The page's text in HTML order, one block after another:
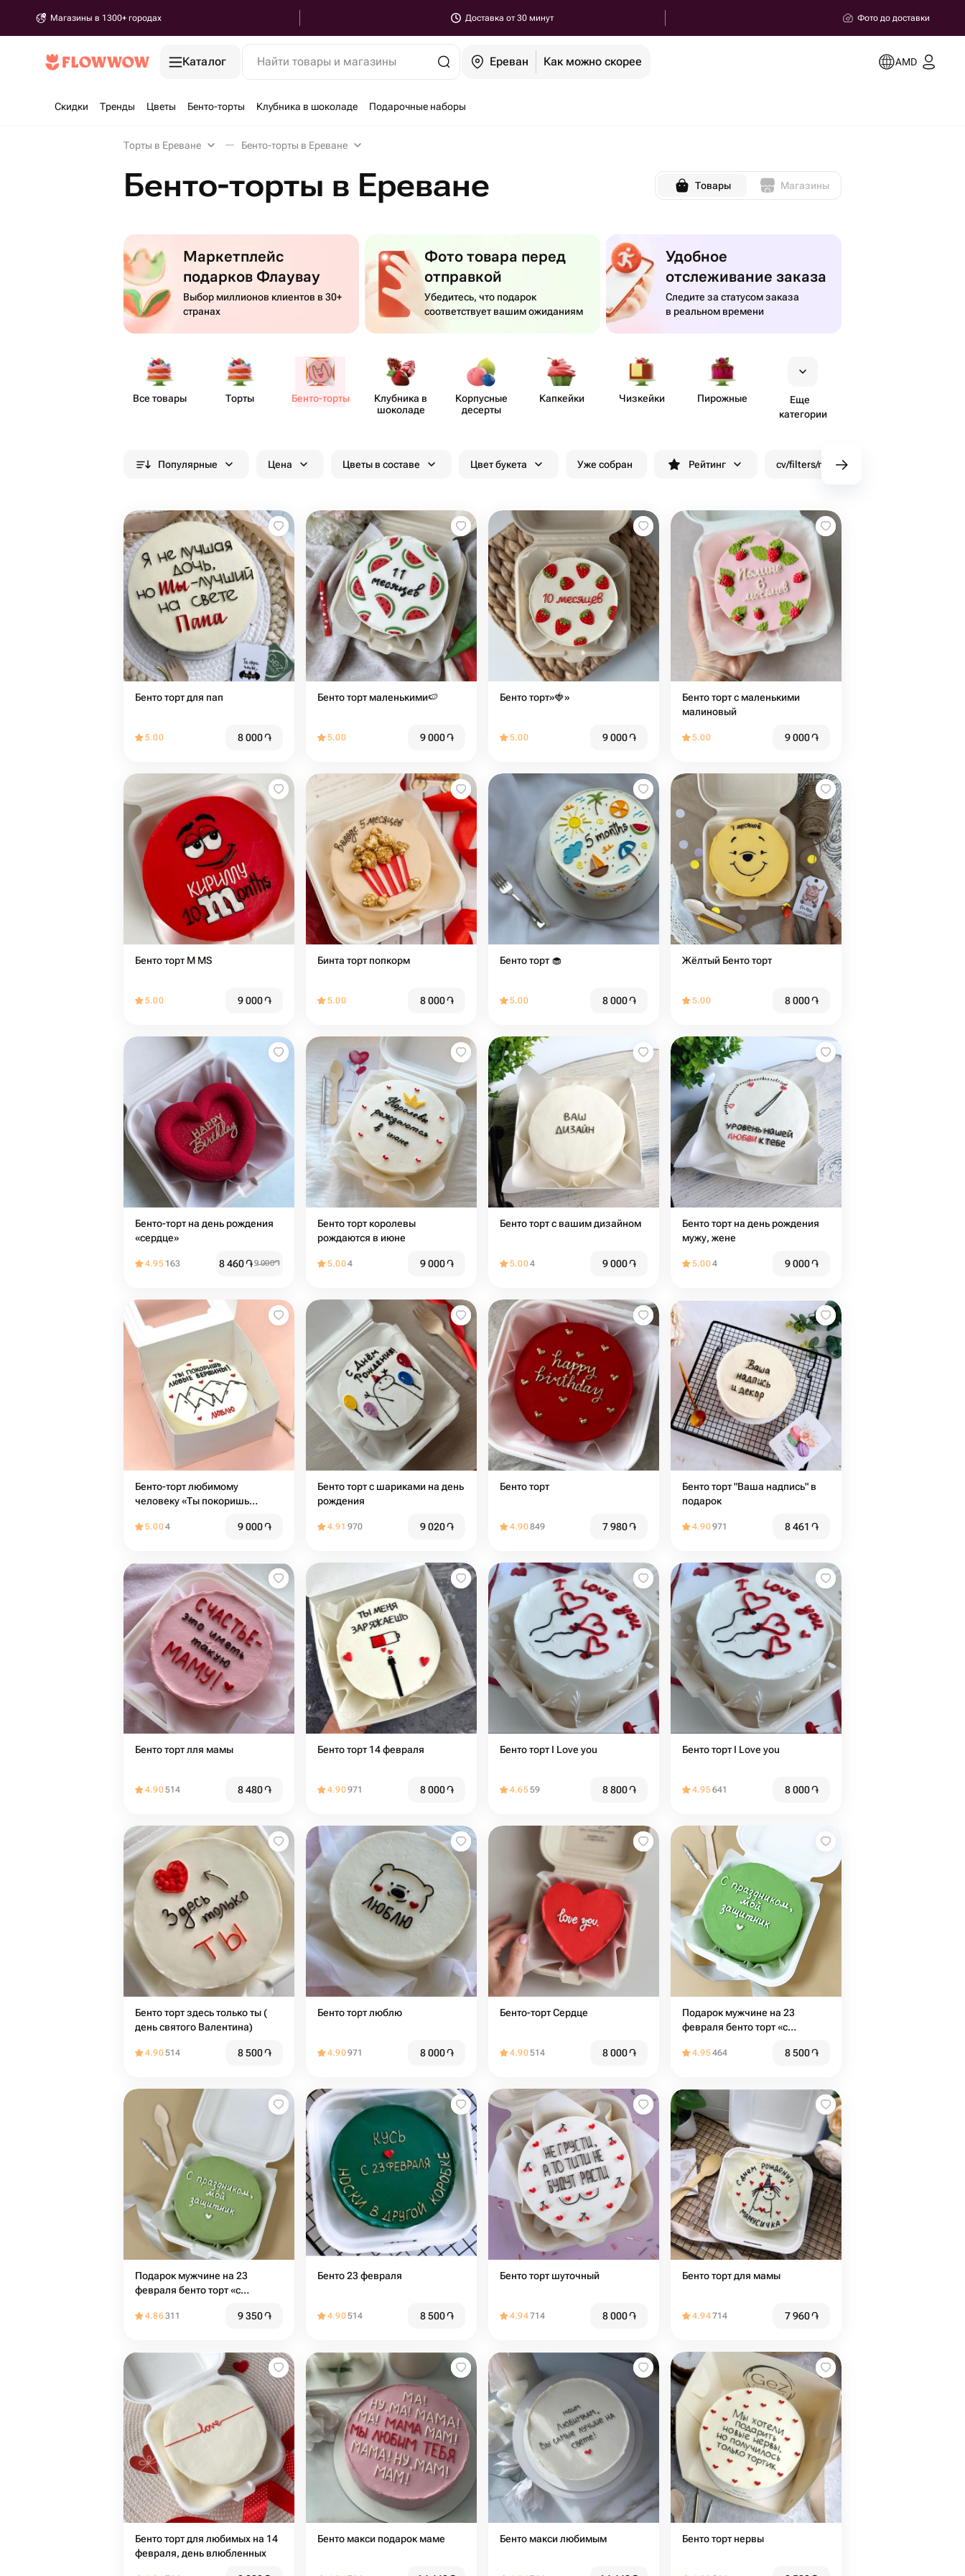
Магазины в 1300+ городах Доставка от 30 минут Фото до доставки
Каталог Найти товары и магазины Ереван Как можно скорее AMD
Скидки Тренды Цветы Бенто-торты Клубника в шоколаде Подарочные наборы
Торты в Ереване Бенто-торты в Ереване
Бенто-торты в Ереване Товары Магазины
Маркетплейс
подарков Флаувау
Выбор миллионов клиентов в 30+
странах
Фото товара перед
отправкой
Убедитесь, что подарок
соответствует вашим ожиданиям
Удобное
отслеживание заказа
Следите за статусом заказа
в реальном времени
Все товары Торты Бенто​-торты
Клубника в
шоколаде
Корпусные
десерты
Капкейки Чизкейки Пирожные
Еще
категории
Популярные Цена Цветы в составе Цвет букета Уже собран Рейтинг cv/filters/name_fast_delivery
Бенто торт для пап
5.00 8 000֏
Бенто торт маленькими🍉
5.00 9 000֏
Бенто торт»🍓»
5.00 9 000֏
Бенто торт с маленькими
малиновый
5.00 9 000֏
Бенто торт M MS
5.00 9 000֏
Бинта торт попкорм
5.00 8 000֏
Бенто торт 🧁 ️️️
5.00 8 000֏
Жёлтый Бенто торт
5.00 8 000֏
Бенто-торт на день рождения
«сердце»
4.95 163 8 460֏9 000֏
Бенто торт королевы
рождаются в июне
5.004 9 000֏
Бенто торт с вашим дизайном
5.004 9 000֏
Бенто торт на день рождения
мужу, жене
5.004 9 000֏
Бенто-торт любимому
человеку «Ты покоришь
5.004 9 000֏
Бенто торт с шариками на день
рождения
4.91 970 9 020֏
Бенто торт
4.90849 7 980֏
Бенто торт "Ваша надпись" в
подарок
4.90971 8 461 ֏
Бенто торт лля мамы
4.90514 8 480֏
Бенто торт 14 февраля
4.90971 8 000֏
Бенто торт I Love you
4.6559 8 800֏
Бенто торт I Love you
4.95641 8 000֏
Бенто торт здесь только ты (
день святого Валентина)
4.90514 8 500֏
Бенто торт люблю
4.90971 8 000֏
Бенто-торт Сердце
4.90514 8 000֏
Подарок мужчине на 23
февраля бенто торт «с
4.95464 8 500֏
Подарок мужчине на 23
февраля бенто торт «с
4.86311 9 350֏
Бенто 23 февраля️
4.90514 8 500֏
Бенто торт шуточный
4.94714 8 000֏
Бенто торт для мамы
4.94714 7 960֏
Бенто торт для любимых на 14
февраля, день влюбленных
Бенто макси подарок маме Бенто макси любимым Бенто торт нервы